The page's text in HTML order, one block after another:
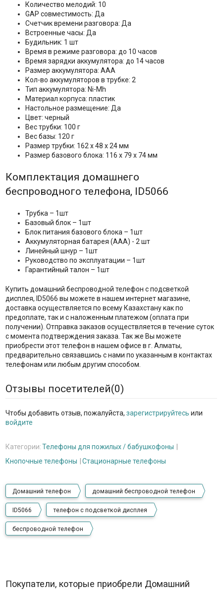
Количество мелодий: 10
GAP совместимость: Да
Счетчик времени разговора: Да
Встроенные часы: Да
Будильник: 1 шт
Время в режиме разговора: до 10 часов
Время зарядки аккумулятора: до 14 часов
Размер аккумулятора: AAA
Кол-во аккумуляторов в трубке: 2
Тип аккумулятора: Ni-Mh
Материал корпуса: пластик
Настольное размещение: Да
Цвет: черный
Вес трубки: 100 г
Вес базы: 120 г
Размер трубки: 162 х 48 х 24 мм
Размер базового блока: 116 x 79 x 74 мм
Комплектация домашнего
беспроводного телефона, ID5066
Трубка – 1шт
Базовый блок – 1шт
Блок питания базового блока – 1шт
Аккумуляторная батарея (AAA) - 2 шт
Линейный шнур – 1шт
Руководство по эксплуатации – 1шт
Гарантийный талон – 1шт
Купить домашний беспроводной телефон с подсветкой
дисплея, ID5066 вы можете в нашем интернет магазине,
доставка осуществляется по всему Казахстану как по
предоплате, так и с наложенным платежом (оплата при
получении). Отправка заказов осуществляется в течение суток
с момента подтверждения заказа. Так же Вы можете
приобрести этот телефон в нашем офисе в г. Алматы,
предварительно связавшись с нами по указанным в контактах
телефонам или любым другим способом.
Отзывы посетителей(0)
Чтобы добавить отзыв, пожалуйста, зарегистрируйтесь или
войдите
Категории:Телефоны для пожилых / бабушкофоны
Кнопочные телефоны
Стационарные телефоны
Домашний телефон домашний беспроводной телефон
ID5066 телефон с подсветкой дисплея
беспроводной телефон
Покупатели, которые приобрели Домашний